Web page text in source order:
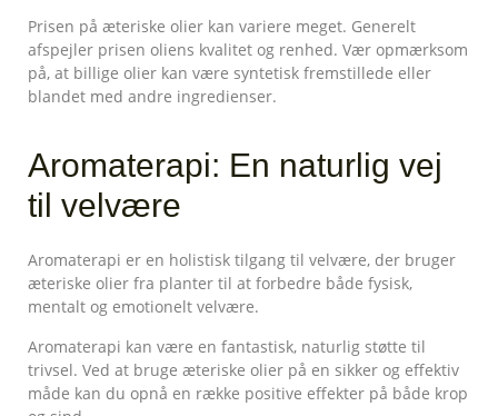
Prisen på æteriske olier kan variere meget. Generelt
afspejler prisen oliens kvalitet og renhed. Vær opmærksom
på, at billige olier kan være syntetisk fremstillede eller
blandet med andre ingredienser.
Aromaterapi: En naturlig vej
til velvære
Aromaterapi er en holistisk tilgang til velvære, der bruger
æteriske olier fra planter til at forbedre både fysisk,
mentalt og emotionelt velvære.
Aromaterapi kan være en fantastisk, naturlig støtte til
trivsel. Ved at bruge æteriske olier på en sikker og effektiv
måde kan du opnå en række positive effekter på både krop